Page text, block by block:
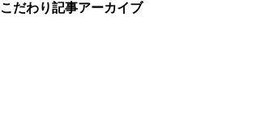
こだわり記事アーカイブ